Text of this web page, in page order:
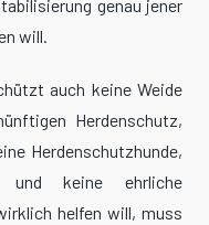
genau jener
will.
auch keine Weide
Herdenschutz,
Herdenschutzhunde,
und keine ehrliche
helfen will, muss